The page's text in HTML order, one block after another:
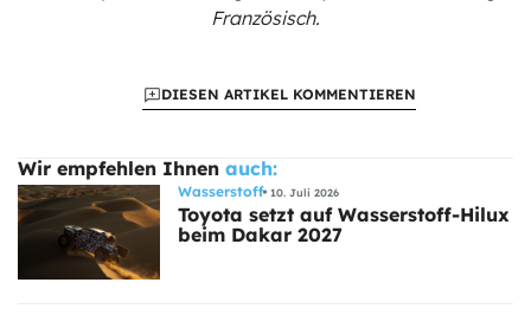
Französisch.
DIESEN ARTIKEL KOMMENTIEREN
Wir empfehlen Ihnen auch:
Wasserstoff 10. Juli 2026
Toyota setzt auf Wasserstoff-Hilux
beim Dakar 2027